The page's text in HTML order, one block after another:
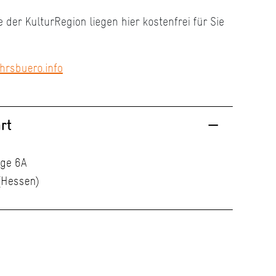
der KulturRegion liegen hier kostenfrei für Sie
6A